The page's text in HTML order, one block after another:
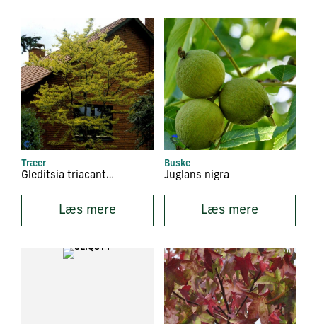
Træer
Gleditsia triacanthos ‘Sunburst’
Læs mere
Buske
Juglans nigra
Læs mere